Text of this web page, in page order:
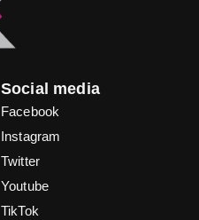
Social media
Facebook
Instagram
Twitter
Youtube
TikTok